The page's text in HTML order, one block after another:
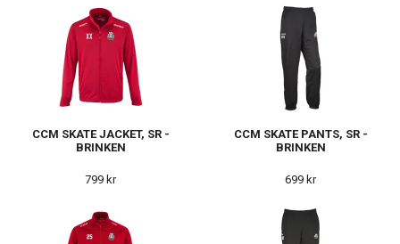
CCM SKATE JACKET, SR -
BRINKEN
799 kr
CCM SKATE PANTS, SR -
BRINKEN
699 kr